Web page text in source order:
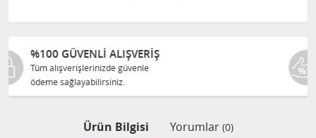
%100 ORJINAL ÜRÜNLER
Tüm ürünlerimiz ilgili üreticiden
Ürün Bilgisi Yorumlar (0)